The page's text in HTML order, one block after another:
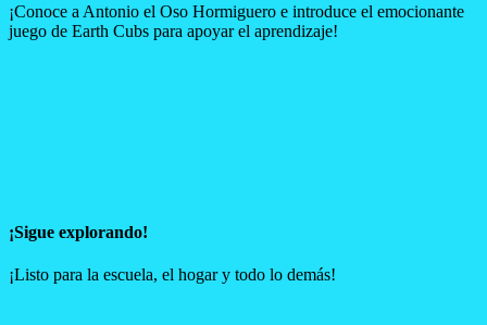
¡Conoce a Antonio el Oso Hormiguero e introduce el emocionante
juego de Earth Cubs para apoyar el aprendizaje!
¡Sigue explorando!
¡Listo para la escuela, el hogar y todo lo demás!